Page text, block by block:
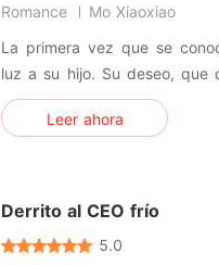
Romance
Mo Xiaoxiao
La primera vez que se
luz a su hijo. Su deseo, que
despertado por primera vez.
nació el bebé, ella se fue.
Leer ahora
Derrito al CEO frío
5.0